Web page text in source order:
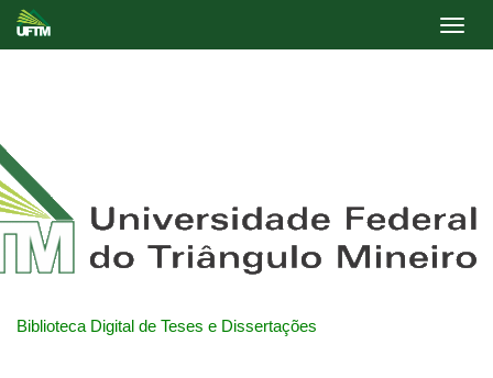
Biblioteca Digital de Teses e Dissertações